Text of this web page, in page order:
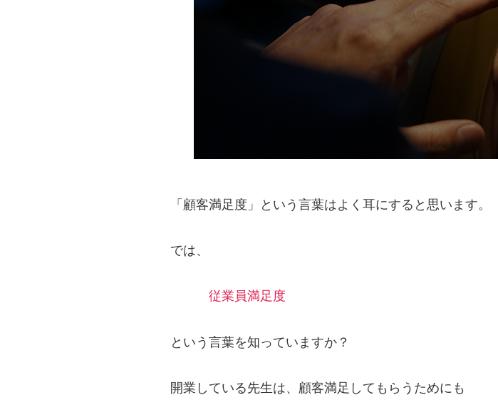
「顧客満足度」という言葉はよく耳にすると思います。
では、
従業員満足度
という言葉を知っていますか？
開業している先生は、顧客満足してもらうためにも